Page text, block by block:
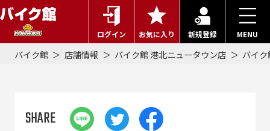
ログイン お気に入り 新規登録 MENU
バイク館 店舗情報 バイク館 港北ニュータウン店 バイ
SHARE